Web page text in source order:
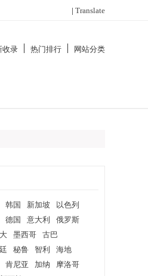
| Translate
收录 热门排行 网站分类
韩国 新加坡
以色列
德国 意大利
俄罗斯
墨西哥
古巴
秘鲁 智利
海地
肯尼亚 加纳
摩洛哥